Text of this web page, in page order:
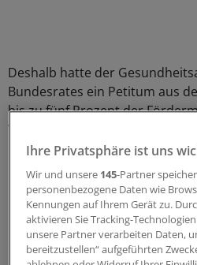
Deshalb hatte der
Bundesrates ein Petitum aus
bis zu fünf Prozent der
Weiterbildung in der
und die Organisation von
Kompetenzzentren vorzusehen.
Dagegen hat die
Formal nicht falsch. Aber von
dies Dogmatismus. Erstens,
Ihre Privatsphäre ist uns
Wir und unsere 145-Partner
personenbezogene Daten wie
Kennungen auf Ihrem Gerät zu.
aktivieren Sie Tracking-
unsere Partner verarbeiten Daten,
bereitzustellen“ aufgeführten